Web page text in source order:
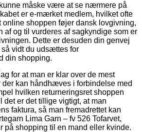
måske være at se nærmere på
er e-mærket medlem, hvilket ofte
online shoppen føjer dansk lovgivning,
af og til vurderes af sagkyndige som er
Dette er desuden din genvej
vidt du udsættes for
din shopping.
for at man er klar over de mest
kan håndhæves i forbindelse med
hvilken returneringsret shoppen
det er det tillige vigtigt, at man
faktura, så man fremadrettet kan
Lima Garn – fv 526 Tofarvet,
på shopping til en mand eller kvinde.